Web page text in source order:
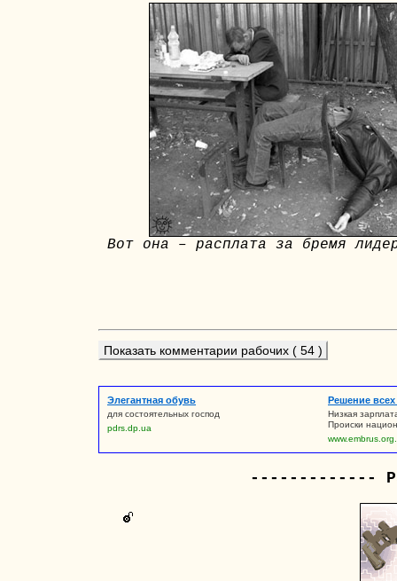
Вот она – расплата за бремя
Показать комментарии рабочих ( 54 )
Элегантная обувь
для состоятельных господ
pdrs.dp.ua
Решение
Низкая
Происки
-------------